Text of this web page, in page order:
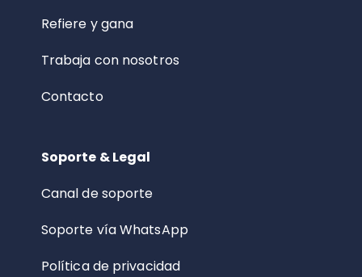
Refiere y gana
Trabaja con nosotros
Contacto
Soporte & Legal
Canal de soporte
Soporte vía WhatsApp
Política de privacidad